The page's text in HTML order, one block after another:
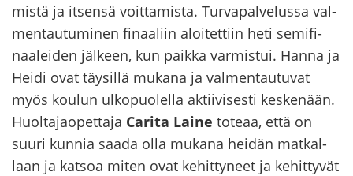
mis­tä ja it­sen­sä voit­ta­mis­ta. Tur­va­pal­ve­lus­sa val­
men­tau­tu­mi­nen fi­naa­liin aloi­tet­tiin heti se­mi­fi­
naa­lei­den jäl­keen, kun paik­ka var­mis­tui. Hanna ja
Heidi ovat täy­sil­lä mu­ka­na ja val­men­tau­tu­vat
myös kou­lun ul­ko­puo­lel­la ak­tii­vi­ses­ti kes­ke­nään.
Huol­ta­jao­pet­ta­ja Ca­ri­ta Laine to­te­aa, että on
suuri kun­nia saada olla mu­ka­na hei­dän mat­kal­
laan ja kat­soa miten ovat ke­hit­ty­neet ja ke­hit­ty­vät